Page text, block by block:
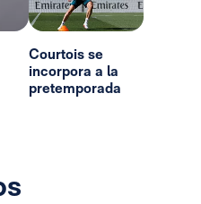
Courtois se
incorpora a la
pretemporada